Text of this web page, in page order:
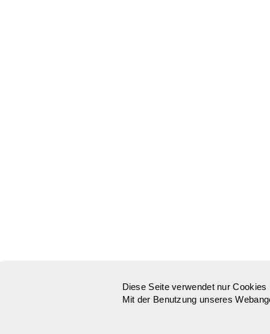
Diese Seite verwendet nur
Mit der Benutzung unseres